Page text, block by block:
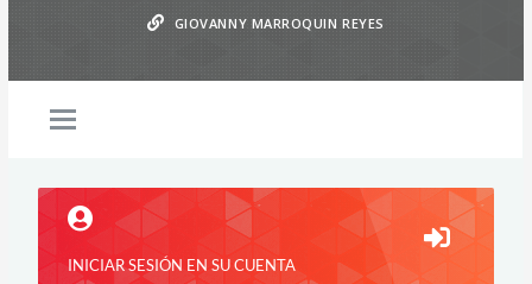
GIOVANNY MARROQUIN REYES
INICIAR SESIÓN EN SU CUENTA